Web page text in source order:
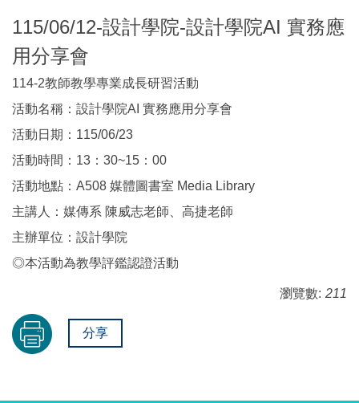
115/06/12-設計學院-設計學院AI 實務應
用分享會
114-2教師教學專業成長研習活動
活動名稱：設計學院AI 實務應用分享會
活動日期：115/06/23
活動時間：13：30~15：00
活動地點：A508 媒體圖書室 Media Library
主講人：媒傳系 陳威志老師、高捷老師
主辦單位：設計學院
◎本活動為教學評鑑認證活動
瀏覽數: 211
分享